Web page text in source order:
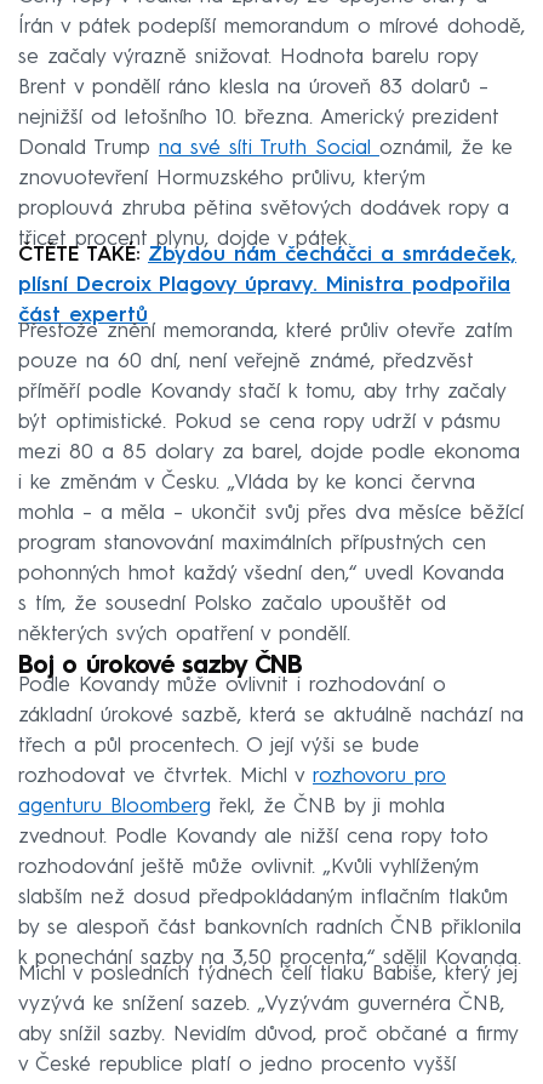
Írán v pátek podepíší memorandum o mírové dohodě,
se začaly výrazně snižovat. Hodnota barelu ropy
Brent v pondělí ráno klesla na úroveň 83 dolarů –
nejnižší od letošního 10. března. Americký prezident
Donald Trump na své síti Truth Social oznámil, že ke
znovuotevření Hormuzského průlivu, kterým
proplouvá zhruba pětina světových dodávek ropy a
třicet procent plynu, dojde v pátek.
ČTĚTE TAKÉ: Zbydou nám čecháčci a smrádeček,
plísní Decroix Plagovy úpravy. Ministra podpořila
část expertů
Přestože znění memoranda, které průliv otevře zatím
pouze na 60 dní, není veřejně známé, předzvěst
příměří podle Kovandy stačí k tomu, aby trhy začaly
být optimistické. Pokud se cena ropy udrží v pásmu
mezi 80 a 85 dolary za barel, dojde podle ekonoma
i ke změnám v Česku. „Vláda by ke konci června
mohla – a měla – ukončit svůj přes dva měsíce běžící
program stanovování maximálních přípustných cen
pohonných hmot každý všední den,“ uvedl Kovanda
s tím, že sousední Polsko začalo upouštět od
některých svých opatření v pondělí.
Boj o úrokové sazby ČNB
Podle Kovandy může ovlivnit i rozhodování o
základní úrokové sazbě, která se aktuálně nachází na
třech a půl procentech. O její výši se bude
rozhodovat ve čtvrtek. Michl v rozhovoru pro
agenturu Bloomberg řekl, že ČNB by ji mohla
zvednout. Podle Kovandy ale nižší cena ropy toto
rozhodování ještě může ovlivnit. „Kvůli vyhlíženým
slabším než dosud předpokládaným inflačním tlakům
by se alespoň část bankovních radních ČNB přiklonila
k ponechání sazby na 3,50 procenta,“ sdělil Kovanda.
Michl v posledních týdnech čelí tlaku Babiše, který jej
vyzývá ke snížení sazeb. „Vyzývám guvernéra ČNB,
aby snížil sazby. Nevidím důvod, proč občané a firmy
v České republice platí o jedno procento vyšší